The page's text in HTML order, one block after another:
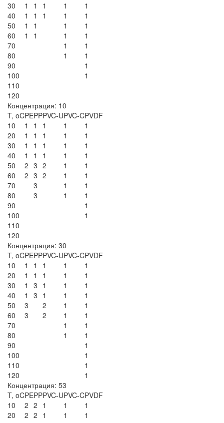
30
1 1 1 1
1
40
1 1 1 1
1
50
1 1 1
1
60
1 1 1
1
70
1
1
80
1
1
90
1
100
1
110
120
Концентрация: 10
T, oCPEPPPVC-UPVC-CPVDF
10
1 1 1 1
1
20
1 1 1 1
1
30
1 1 1 1
1
40
1 1 1 1
1
50
2 3 2 1
1
60
2 3 2 1
1
70
3 1
1
80
3 1
1
90
1
100
1
110
120
Концентрация: 30
T, oCPEPPPVC-UPVC-CPVDF
10
1 1 1 1
1
20
1 1 1 1
1
30
1 3 1 1
1
40
1 3 1 1
1
50
3 2 1
1
60
3 2 1
1
70
1
1
80
1
1
90
1
100
1
110
1
120
1
Концентрация: 53
T, oCPEPPPVC-UPVC-CPVDF
10
2 2 1 1
1
20
2 2 1 1
1